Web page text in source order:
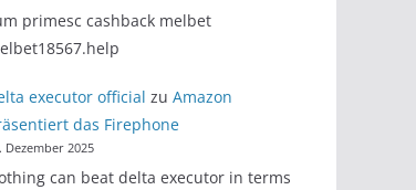
primesc cashback melbet
executor official zu Amazon
das Firephone
Dezember 2025
can beat delta executor in terms